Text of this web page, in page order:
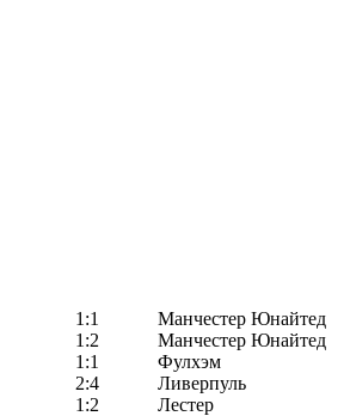
1:1
Манчестер Юнайтед
1:2
Манчестер Юнайтед
1:1
Фулхэм
2:4
Ливерпуль
1:2
Лестер